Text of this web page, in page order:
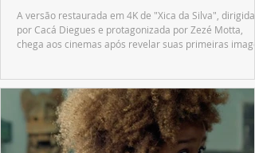
A versão restaurada em 4K de "Xica da Silva", dirigida
por Cacá Diegues e protagonizada por Zezé Motta,
chega aos cinemas após revelar suas primeiras